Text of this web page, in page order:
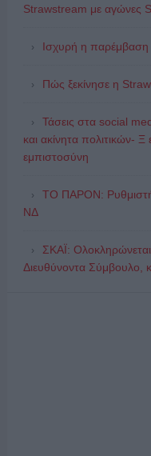
Strawstream με αγώνες
Ισχυρή η
Πώς ξεκίνησε η
Τάσεις στα social
και ακίνητα πολιτικών-
εμπιστοσύνη
ΤΟ ΠΑΡΟΝ:
ΝΔ
ΣΚΑΪ:
Διευθύνοντα Σύμβουλο,